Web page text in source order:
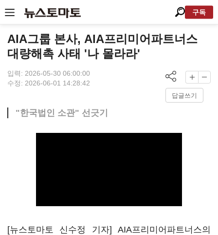
구독
AIA그룹 본사, AIA프리미어파트너스
대량해촉 사태 '나 몰라라'
입력: 2026-05-30 06:00:00
수정: 2026-06-01 14:28:42
답글쓰기
"한국법인 소관" 선긋기
[뉴스토마토 신수정 기자] AIA프리미어파트너스의